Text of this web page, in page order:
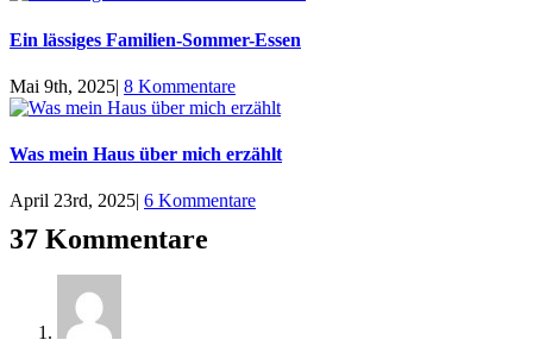
Ein lässiges Familien-Sommer-Essen
Mai 9th, 2025| 8 Kommentare
Was mein Haus über mich erzählt
April 23rd, 2025| 6 Kommentare
37 Kommentare